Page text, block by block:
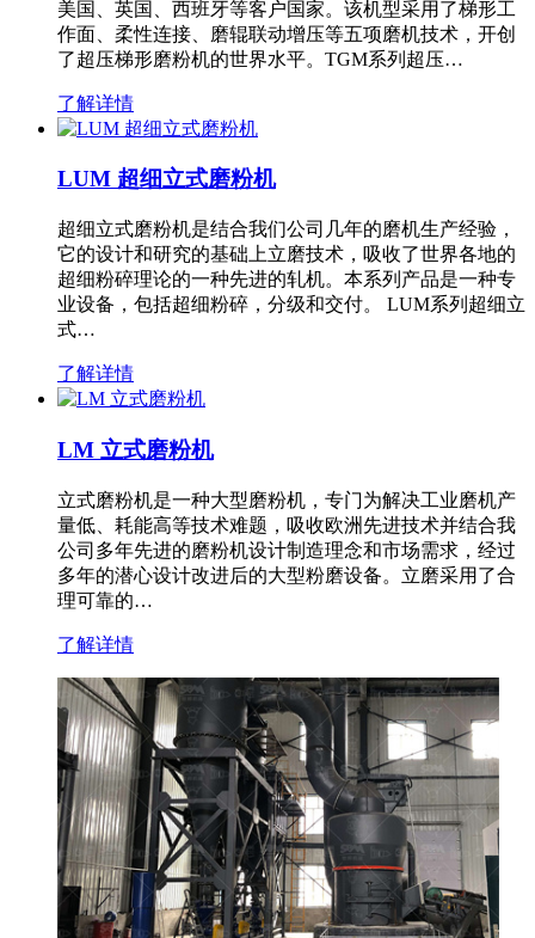
美国、英国、西班牙等客户国家。该机型采用了梯形工
作面、柔性连接、磨辊联动增压等五项磨机技术，开创
了超压梯形磨粉机的世界水平。TGM系列超压…
了解详情
LUM 超细立式磨粉机
超细立式磨粉机是结合我们公司几年的磨机生产经验，
它的设计和研究的基础上立磨技术，吸收了世界各地的
超细粉碎理论的一种先进的轧机。本系列产品是一种专
业设备，包括超细粉碎，分级和交付。 LUM系列超细立
式…
了解详情
LM 立式磨粉机
立式磨粉机是一种大型磨粉机，专门为解决工业磨机产
量低、耗能高等技术难题，吸收欧洲先进技术并结合我
公司多年先进的磨粉机设计制造理念和市场需求，经过
多年的潜心设计改进后的大型粉磨设备。立磨采用了合
理可靠的…
了解详情